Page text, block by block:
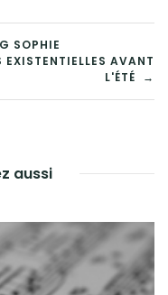
SOPHIE
AVANT
L'ÉTÉ →
aussi